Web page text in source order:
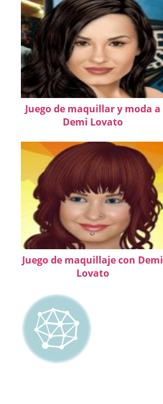
Juego de maquillar y moda a
Demi Lovato
Juego de maquillaje con Demi
Lovato